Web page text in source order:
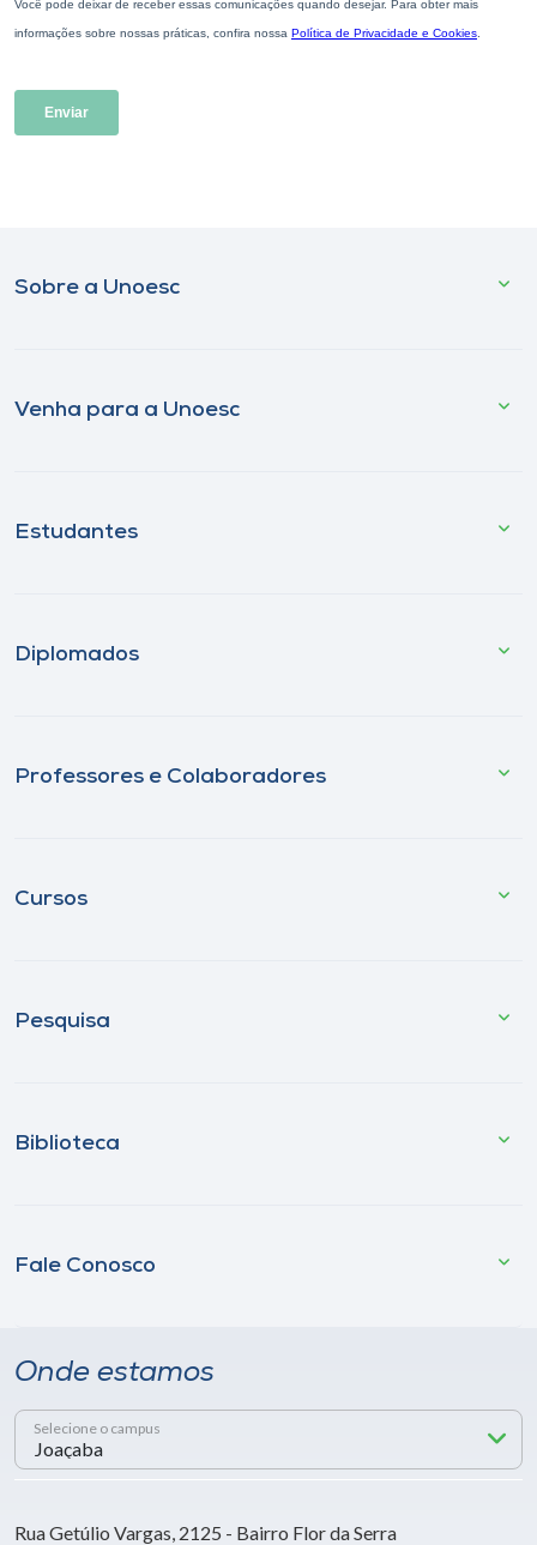
Sobre a Unoesc
Venha para a Unoesc
Estudantes
Diplomados
Professores e Colaboradores
Cursos
Pesquisa
Biblioteca
Fale Conosco
Onde estamos
Selecione o campus
Rua Getúlio Vargas, 2125 - Bairro Flor da Serra